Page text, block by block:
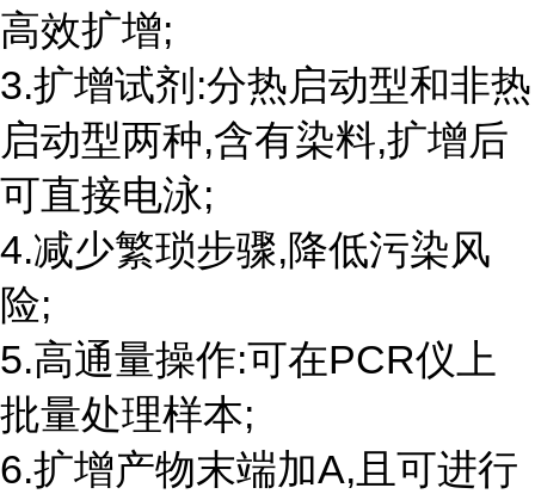
高效扩增;
3.扩增试剂:分热启动型和非热
启动型两种,含有染料,扩增后
可直接电泳;
4.减少繁琐步骤,降低污染风
险;
5.高通量操作:可在PCR仪上
批量处理样本;
6.扩增产物末端加A,且可进行